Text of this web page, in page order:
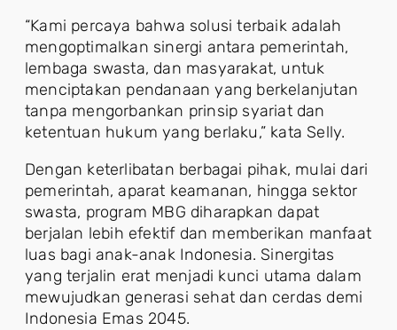
“Kami percaya bahwa solusi terbaik adalah
mengoptimalkan sinergi antara pemerintah,
lembaga swasta, dan masyarakat, untuk
menciptakan pendanaan yang berkelanjutan
tanpa mengorbankan prinsip syariat dan
ketentuan hukum yang berlaku,” kata Selly.
Dengan keterlibatan berbagai pihak, mulai dari
pemerintah, aparat keamanan, hingga sektor
swasta, program MBG diharapkan dapat
berjalan lebih efektif dan memberikan manfaat
luas bagi anak-anak Indonesia. Sinergitas
yang terjalin erat menjadi kunci utama dalam
mewujudkan generasi sehat dan cerdas demi
Indonesia Emas 2045.